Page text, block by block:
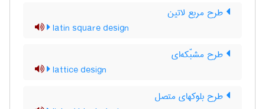
طرح مربع لاتین
latin square design
طرح مشبّکه‌ای
lattice design
طرح بلوکهای متصل